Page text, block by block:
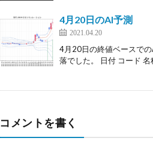
4月20日のAI予測
2021.04.20
4月20日の終値ベースで
落でした。 日付 コード
コメントを書く